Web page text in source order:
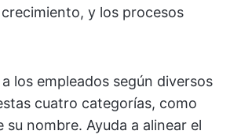
y los procesos
los empleados según diversos
cuatro categorías, como
su nombre. Ayuda a alinear el